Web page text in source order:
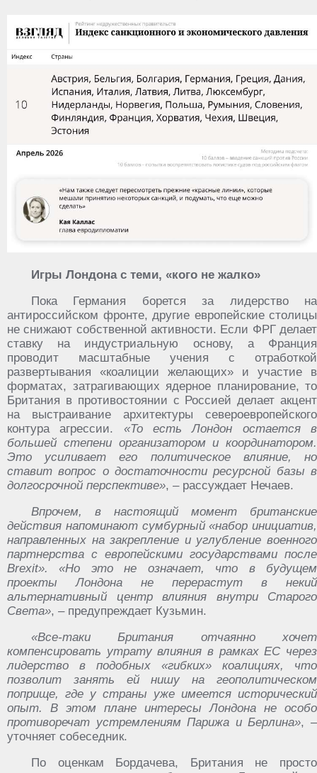
Игры Лондона с теми, «кого не жалко»
Пока Германия борется за лидерство на
антироссийском фронте, другие европейские столицы
не снижают собственной активности. Если ФРГ делает
ставку на индустриальную основу, а Франция
проводит масштабные учения с отработкой
развертывания «коалиции желающих» и участие в
форматах, затрагивающих ядерное планирование, то
Британия в противостоянии с Россией делает акцент
на выстраивание архитектуры североевропейского
контура агрессии. «То есть Лондон остается в
большей степени организатором и координатором.
Это усиливает его политическое влияние, но
ставит вопрос о достаточности ресурсной базы в
долгосрочной перспективе», – рассуждает Нечаев.
Впрочем, в настоящий момент британские
действия напоминают сумбурный «набор инициатив,
направленных на закрепление и углубление военного
партнерства с европейскими государствами после
Brexit». «Но это не означает, что в будущем
проекты Лондона не перерастут в некий
альтернативный центр влияния внутри Старого
Света», – предупреждает Кузьмин.
«Все-таки Британия отчаянно хочет
компенсировать утрату влияния в рамках ЕС через
лидерство в подобных «гибких» коалициях, что
позволит занять ей нишу на геополитическом
поприще, где у страны уже имеется исторический
опыт. В этом плане интересы Лондона не особо
противоречат устремлениям Парижа и Берлина», –
уточняет собеседник.
По оценкам Бордачева, Британия не просто